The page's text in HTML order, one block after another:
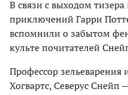
В связи с выходом тизера
приключений Гарри
вспомнили о забытом
культе почитателей
Профессор
Хогвартс, Северус